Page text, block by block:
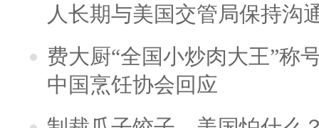
人长期与美国交管局保持沟
费大厨“全国小炒肉大王”称
中国烹饪协会回应